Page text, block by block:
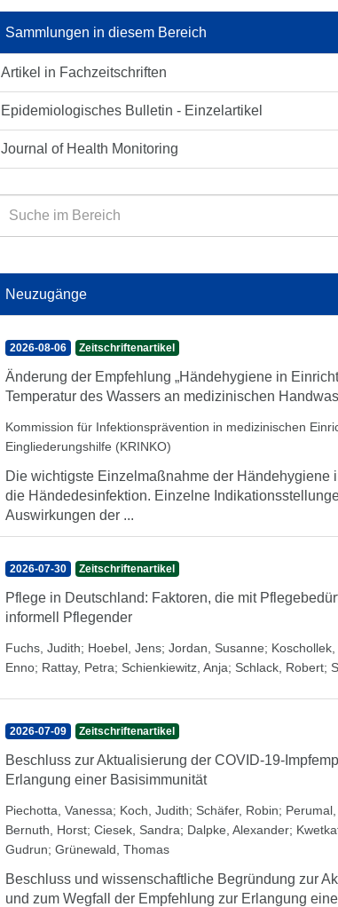
Sammlungen in diesem Bereich
Artikel in Fachzeitschriften
Epidemiologisches Bulletin - Einzelartikel
Journal of Health Monitoring
Neuzugänge
2026-08-06 Zeitschriftenartikel
Änderung der Empfehlung „Händehygiene in
Temperatur des Wassers an medizinischen
Kommission für Infektionsprävention in medizinischen
Eingliederungshilfe (KRINKO)
Die wichtigste Einzelmaßnahme der
die Händedesinfektion. Einzelne
Auswirkungen der ...
2026-07-30 Zeitschriftenartikel
Pflege in Deutschland: Faktoren, die mit
informell Pflegender
Fuchs, Judith; Hoebel, Jens; Jordan, Susanne;
Enno; Rattay, Petra; Schienkiewitz, Anja; Schlack, Robert;
2026-07-09 Zeitschriftenartikel
Beschluss zur Aktualisierung der COVID-19-
Erlangung einer Basisimmunität
Piechotta, Vanessa; Koch, Judith; Schäfer, Robin;
Bernuth, Horst; Ciesek, Sandra; Dalpke, Alexander;
Gudrun; Grünewald, Thomas
Beschluss und wissenschaftliche Begründung zur
und zum Wegfall der Empfehlung zur Erlangung